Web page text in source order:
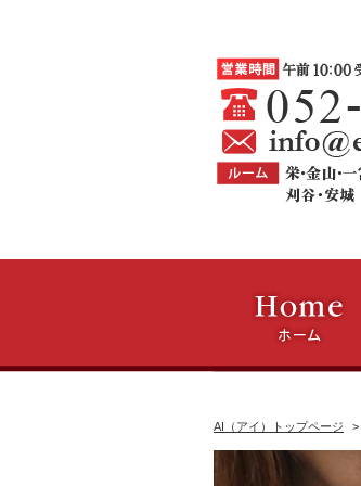
AI（アイ）トップページ